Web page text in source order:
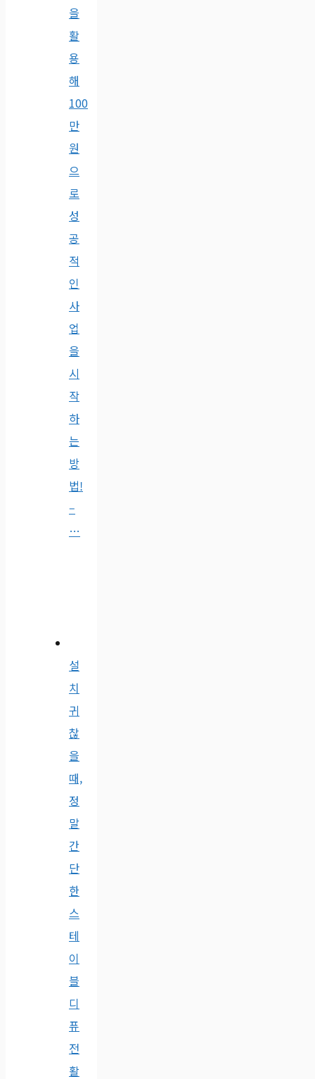
을
활
용
해
100
만
원
으
로
성
공
적
인
사
업
을
시
작
하
는
방
법!
–
…
설
치
귀
찮
을
때,
정
말
간
단
한
스
테
이
블
디
퓨
전
활